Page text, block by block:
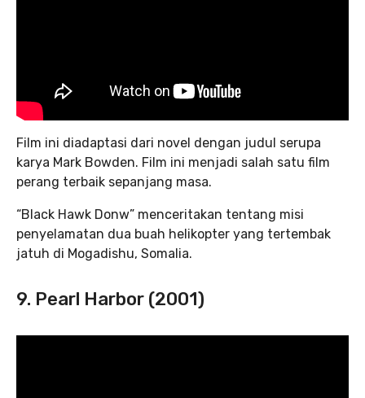
Film ini diadaptasi dari novel dengan judul serupa
karya Mark Bowden. Film ini menjadi salah satu film
perang terbaik sepanjang masa.
“Black Hawk Donw” menceritakan tentang misi
penyelamatan dua buah helikopter yang tertembak
jatuh di Mogadishu, Somalia.
9. Pearl Harbor (2001)